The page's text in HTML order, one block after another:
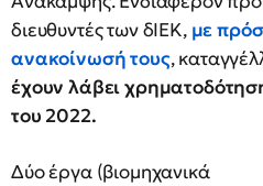
διευθυντές των δΙΕΚ, με
ανακοίνωσή τους,
έχουν λάβει
του 2022.
Δύο έργα (βιομηχανικά